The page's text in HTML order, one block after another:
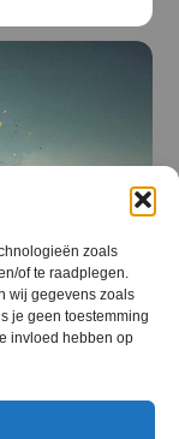
zoals
of te raadplegen.
wij gegevens zoals
je geen toestemming
invloed hebben op